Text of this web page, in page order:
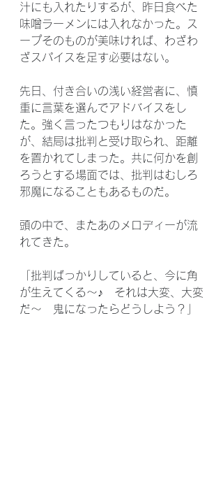
汁にも入れたりするが、昨日食べた
味噌ラーメンには入れなかった。ス
ープそのものが美味ければ、わざわ
ざスパイスを足す必要はない。
先日、付き合いの浅い経営者に、慎
重に言葉を選んでアドバイスをし
た。強く言ったつもりはなかった
が、結局は批判と受け取られ、距離
を置かれてしまった。共に何かを創
ろうとする場面では、批判はむしろ
邪魔になることもあるものだ。
頭の中で、またあのメロディーが流
れてきた。
「批判ばっかりしていると、今に角
が生えてくる～♪　それは大変、大変
だ～　鬼になったらどうしよう？」